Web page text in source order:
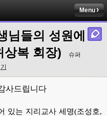
Menu
님들의 성원에
상복 회장)
슈퍼
사드립니다
있는 지리교사 세명(조성호,